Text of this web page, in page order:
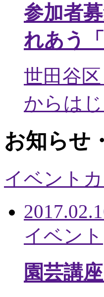
参加者
れあう
世田谷
からは
お知らせ
イベント
イベント
園芸講